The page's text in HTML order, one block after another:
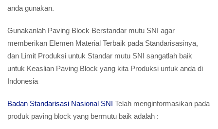
anda gunakan.
Gunakanlah Paving Block Berstandar mutu SNI agar
memberikan Elemen Material Terbaik pada Standarisasinya,
dan Limit Produksi untuk Standar mutu SNI sangatlah baik
untuk Keaslian Paving Block yang kita Produksi untuk anda di
Indonesia
Badan Standarisasi Nasional SNI Telah menginformasikan pada
produk paving block yang bermutu baik adalah :